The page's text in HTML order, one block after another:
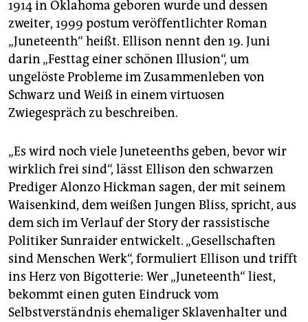
1914 in Oklahoma geboren wurde und dessen
zweiter, 1999 postum veröffentlichter Roman
„Juneteenth“ heißt. Ellison nennt den 19. Juni
darin „Festtag einer schönen Illusion“, um
ungelöste Probleme im Zusammenleben von
Schwarz und Weiß in einem virtuosen
Zwiegespräch zu beschreiben.
„Es wird noch viele Juneteenths geben, bevor wir
wirklich frei sind“, lässt Ellison den schwarzen
Prediger Alonzo Hickman sagen, der mit seinem
Waisenkind, dem weißen Jungen Bliss, spricht, aus
dem sich im Verlauf der Story der rassistische
Politiker Sunraider entwickelt. „Gesellschaften
sind Menschen Werk“, formuliert Ellison und trifft
ins Herz von Bigotterie: Wer „Juneteenth“ liest,
bekommt einen guten Eindruck vom
Selbstverständnis ehemaliger Sklavenhalter und